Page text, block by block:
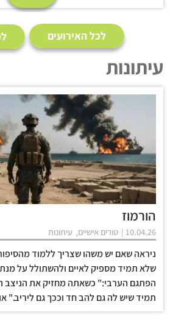
לכל האירועים
עיתונות
הורמוז
10.04.26 | טורים אישיים, עיתונות
ניראה שאם יש משהו שצריך ללמוד
שלא תמיד מספיק לאיים ולהשתולל על
הפתגם הערבי:" כשאתה מחזיק את הניצב
תמיד שיש לה גם להב חד וככך גם ליריב."